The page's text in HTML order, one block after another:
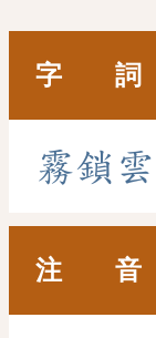
字 詞
霧鎖 雲
注 音